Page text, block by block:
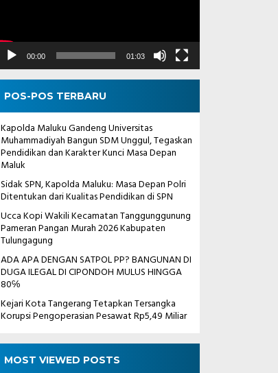
00:00 01:03
POS-POS TERBARU
Kapolda Maluku Gandeng Universitas
Muhammadiyah Bangun SDM Unggul, Tegaskan
Pendidikan dan Karakter Kunci Masa Depan
Maluk
Sidak SPN, Kapolda Maluku: Masa Depan Polri
Ditentukan dari Kualitas Pendidikan di SPN
Ucca Kopi Wakili Kecamatan Tanggunggunung
Pameran Pangan Murah 2026 Kabupaten
Tulungagung
ADA APA DENGAN SATPOL PP? BANGUNAN DI
DUGA ILEGAL DI CIPONDOH MULUS HINGGA
80℅
Kejari Kota Tangerang Tetapkan Tersangka
Korupsi Pengoperasian Pesawat Rp5,49 Miliar
MOST VIEWED POSTS